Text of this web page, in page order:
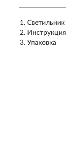
Светильник
Инструкция
Упаковка